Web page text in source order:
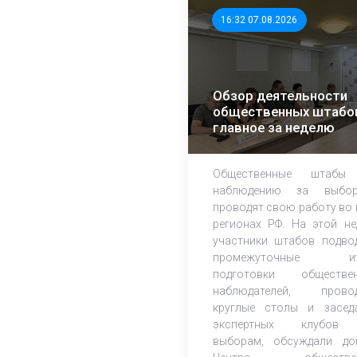
16:32 07.08.2026
Обзор деятельности
общественных
главное за неделю
Общественные
наблюдению за
проводят свою работу во
регионах РФ. На этой
участники штабов
промежуточные
подготовки
наблюдателей,
круглые столы и
экспертных
выборам, обсуждали